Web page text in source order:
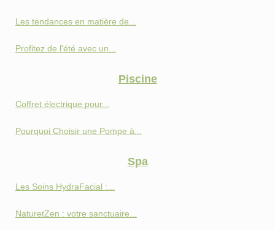
Les tendances en matière de...
Profitez de l'été avec un...
Piscine
Coffret électrique pour...
Pourquoi Choisir une Pompe à...
Spa
Les Soins HydraFacial :...
NaturetZen : votre sanctuaire...